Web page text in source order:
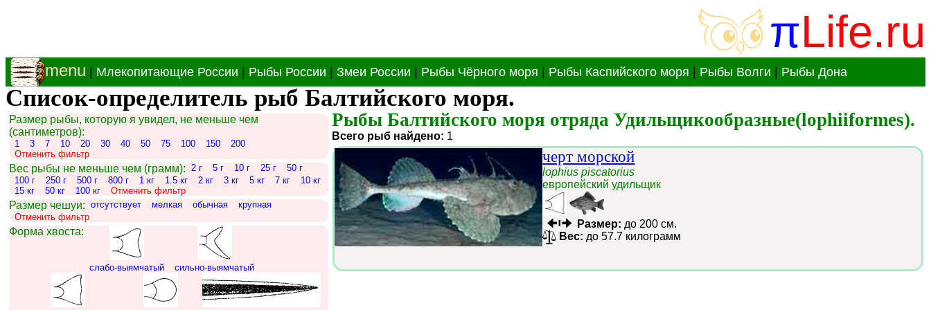
πLife.ru
menu Млекопитающие России Рыбы России Змеи России Рыбы Чёрного моря Рыбы Каспийского моря Рыбы Волги Рыбы Дона
Список-определитель рыб Балтийского моря.
Размер рыбы, которую я увидел, не меньше чем
(сантиметров):
1 3 7 10 20 30 40 50 75 100 150
200
Отменить фильтр
Вес рыбы не меньше чем (грамм): 2 г 5 г 10 г 25 г
50 г
100 г
250 г 500 г 800 г 1 кг 1.5 кг 2 кг 3 кг 5 кг 7 кг
10 кг
15 кг
50 кг 100 кг Отменить фильтр
Размер чешуи: отсутствует мелкая обычная
крупная
Отменить фильтр
Форма хвоста:
слабо-выямчатый сильно-выямчатый
Рыбы Балтийского моря отряда Удильщикообразные(lophiiformes).
Всего рыб найдено: 1
черт морской
lophius piscatorius
европейский удильщик
Размер: до 200 см.
Вес: до 57.7 килограмм